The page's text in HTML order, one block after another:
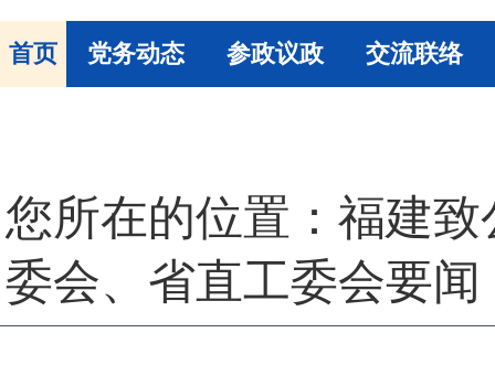
首页 党务动态 参政议政 交流联络
您所在的位置： 福建致
委会、省直工委会要闻